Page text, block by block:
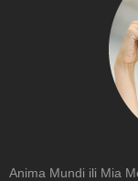
Anima Mundi ili Mia